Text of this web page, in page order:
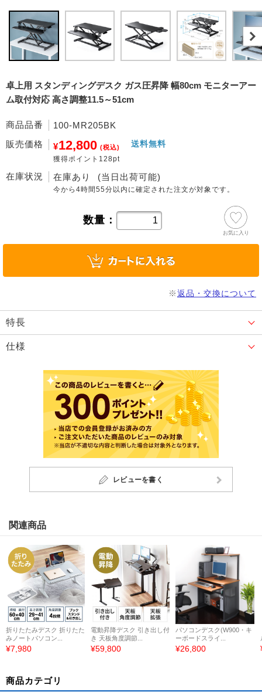
卓上用 スタンディングデスク ガス圧昇降 幅80cm モニターアー
ム取付対応 高さ調整11.5～51cm
商品品番
100-MR205BK
販売価格
¥12,800 (税込)
獲得ポイント128pt
送料無料
在庫状況 在庫あり (当日出荷可能)
今から4時間55分 以内に確定された注文が対象です。
数量：
お気に入り
※返品・交換について
特長
仕様
レビューを書く
関連商品
折りたたみデスク 折りたた
みノートパソコン...
¥7,980
電動昇降デスク 引き出し付
き 天板角度調節...
¥59,800
パソコンデスク(W900・キ
ーボードスライ...
¥26,800
商品カテゴリ